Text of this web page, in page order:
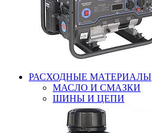
РАСХОДНЫЕ МАТЕРИАЛЫ
МАСЛО И СМАЗКИ
ШИНЫ И ЦЕПИ